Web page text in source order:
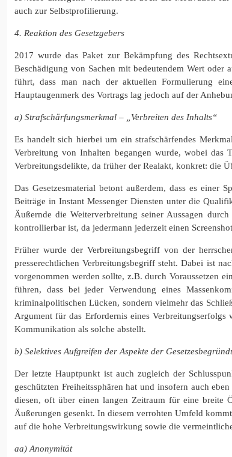
auch zur Selbstprofilierung.
4. Reaktion des Gesetzgebers
2017 wurde das Paket zur Bekämpfung des
Beschädigung von Sachen mit bedeutendem Wert
führt, dass man nach der aktuellen Formulierung
Hauptaugenmerk des Vortrags lag jedoch auf der
a) Strafschärfungsmerkmal – „Verbreiten des Inhalts“
Es handelt sich hierbei um ein strafschärfendes
Verbreitung von Inhalten begangen wurde, wobei das
Verbreitungsdelikte, da früher der Realakt, konkret: die
Das Gesetzesmaterial betont außerdem, dass es
Beiträge in Instant Messenger Diensten unter die
Äußernde die Weiterverbreitung seiner Aussagen
kontrollierbar ist, da jedermann jederzeit einen
Früher wurde der Verbreitungsbegriff von der
presserechtlichen Verbreitungsbegriff steht. Dabei ist
vorgenommen werden sollte, z.B. durch Voraussetzen
führen, dass bei jeder Verwendung eines
kriminalpolitischen Lücken, sondern vielmehr das
Argument für das Erfordernis eines
Kommunikation als solche abstellt.
b) Selektives Aufgreifen der Aspekte der
Der letzte Hauptpunkt ist auch zugleich der
geschützten Freiheitssphären hat und insofern auch
diesen, oft über einen langen Zeitraum für eine breite
Äußerungen gesenkt. In diesem verrohten Umfeld
auf die hohe Verbreitungswirkung sowie die
aa) Anonymität